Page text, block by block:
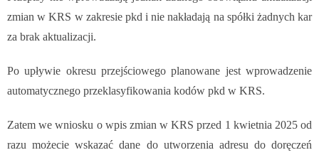
zmian w KRS w zakresie pkd i nie nakładają na spółki żadnych kar
za brak aktualizacji.
Po upływie okresu przejściowego planowane jest wprowadzenie
automatycznego przeklasyfikowania kodów pkd w KRS.
Zatem we wniosku o wpis zmian w KRS przed 1 kwietnia 2025 od
razu możecie wskazać dane do utworzenia adresu do doręczeń